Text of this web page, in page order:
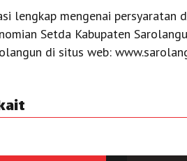
lengkap mengenai
Setda Kabupaten
di situs web: